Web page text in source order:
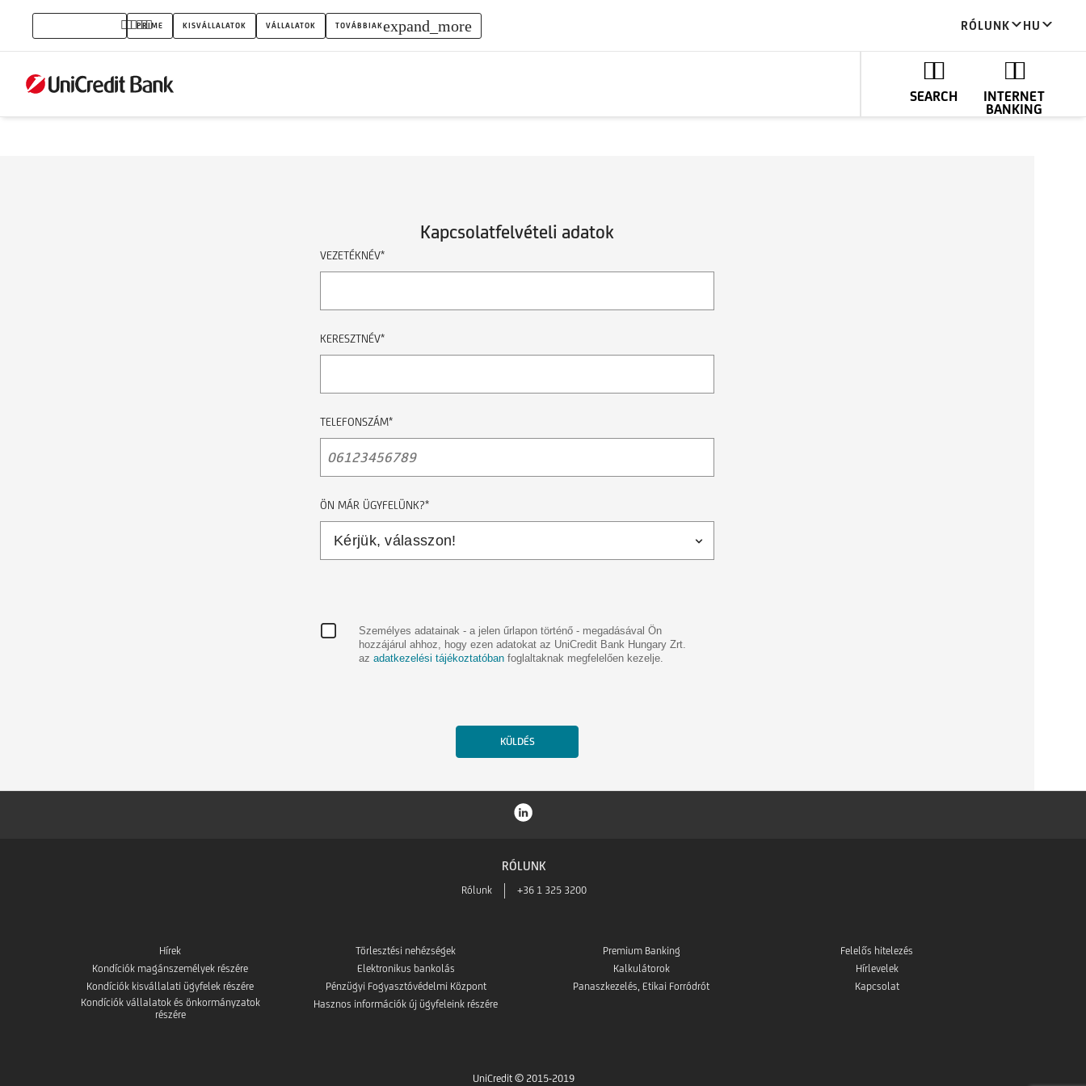
Hitel
vonal
PRIME KISVÁLLALATOK VÁLLALATOK TOVÁBBIAKexpand_more RÓLUNK HU
SEARCH
INTERNET
BANKING
Kapcsolatfelvételi adatok
VEZETÉKNÉV*
KERESZTNÉV*
TELEFONSZÁM*
ÖN MÁR ÜGYFELÜNK?*
Személyes adatainak - a jelen űrlapon történő - megadásával Ön
hozzájárul ahhoz, hogy ezen adatokat az UniCredit Bank Hungary Zrt.
az adatkezelési tájékoztatóban foglaltaknak megfelelően kezelje.
RÓLUNK
Rólunk +36 1 325 3200
Hírek
Kondíciók magánszemélyek részére
Kondíciók kisvállalati ügyfelek részére
Kondíciók vállalatok és önkormányzatok
részére
Törlesztési nehézségek
Elektronikus bankolás
Pénzügyi Fogyasztóvédelmi Központ
Hasznos információk új ügyfeleink részére
Premium Banking
Kalkulátorok
Panaszkezelés, Etikai Forródrót
Felelős hitelezés
Hírlevelek
Kapcsolat
UniCredit © 2015-2019